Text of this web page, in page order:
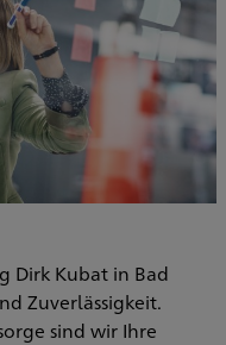
Dirk Kubat in Bad
Zuverlässigkeit.
sind wir Ihre